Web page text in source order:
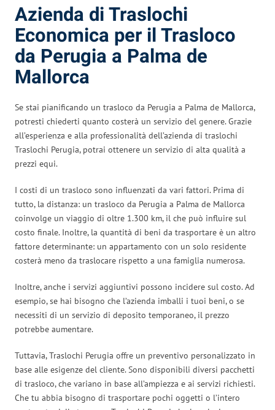
Azienda di Traslochi
Economica per il Trasloco
da Perugia a Palma de
Mallorca
Se stai pianificando un trasloco da Perugia a Palma de Mallorca,
potresti chiederti quanto costerà un servizio del genere. Grazie
all’esperienza e alla professionalità dell’azienda di traslochi
Traslochi Perugia, potrai ottenere un servizio di alta qualità a
prezzi equi.
I costi di un trasloco sono influenzati da vari fattori. Prima di
tutto, la distanza: un trasloco da Perugia a Palma de Mallorca
coinvolge un viaggio di oltre 1.300 km, il che può influire sul
costo finale. Inoltre, la quantità di beni da trasportare è un altro
fattore determinante: un appartamento con un solo residente
costerà meno da traslocare rispetto a una famiglia numerosa.
Inoltre, anche i servizi aggiuntivi possono incidere sul costo. Ad
esempio, se hai bisogno che l’azienda imballi i tuoi beni, o se
necessiti di un servizio di deposito temporaneo, il prezzo
potrebbe aumentare.
Tuttavia, Traslochi Perugia offre un preventivo personalizzato in
base alle esigenze del cliente. Sono disponibili diversi pacchetti
di trasloco, che variano in base all’ampiezza e ai servizi richiesti.
Che tu abbia bisogno di trasportare pochi oggetti o l’intero